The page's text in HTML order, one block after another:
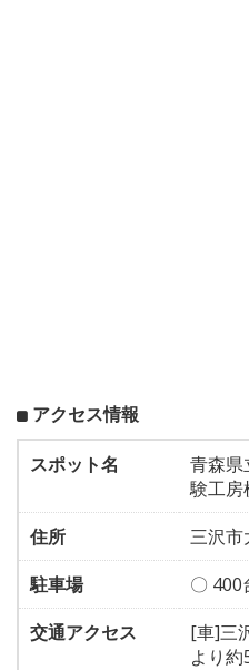
アクセス情報
スポット名
青森
験工房
住所
三沢市
駐車場
〇 400
交通アクセス
[車]三
より